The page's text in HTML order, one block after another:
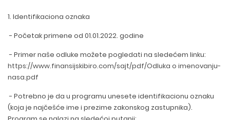
1. Identifikaciona oznaka
- Početak primene od 01.01.2022. godine
- Primer naše odluke možete pogledati na sledećem linku:
https://www.finansijskibiro.com/sajt/pdf/Odluka o imenovanju-
nasa.pdf
- Potrebno je da u programu unesete identifikacionu oznaku
(koja je najčešće ime i prezime zakonskog zastupnika).